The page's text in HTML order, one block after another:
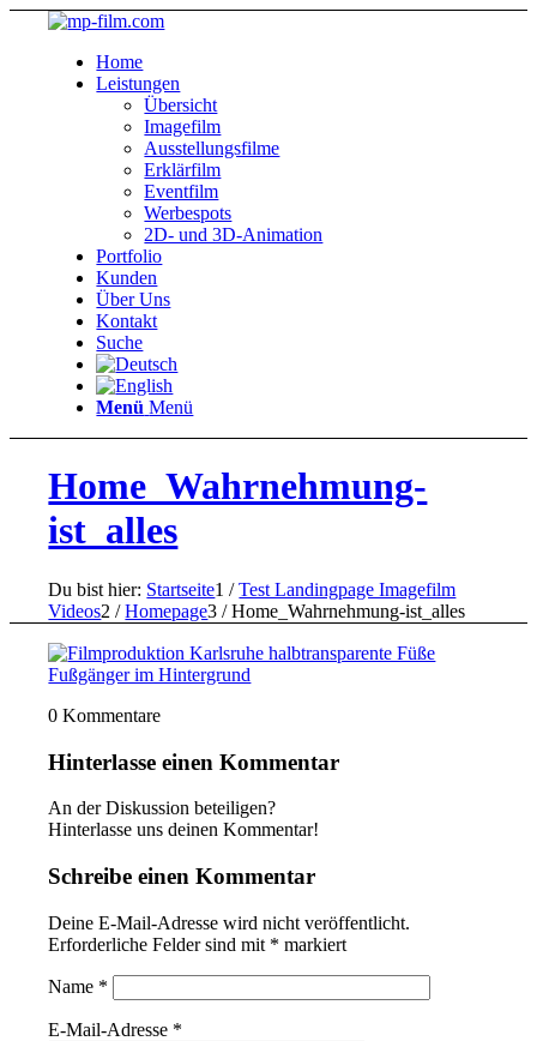
Home
Leistungen
Übersicht
Imagefilm
Ausstellungsfilme
Erklärfilm
Eventfilm
Werbespots
2D- und 3D-Animation
Portfolio
Kunden
Über Uns
Kontakt
Suche
Menü Menü
Home_Wahrnehmung-
ist_alles
Du bist hier: Startseite1 / Test Landingpage Imagefilm
Videos2 / Homepage3 / Home_Wahrnehmung-ist_alles
0 Kommentare
Hinterlasse einen Kommentar
An der Diskussion beteiligen?
Hinterlasse uns deinen Kommentar!
Schreibe einen Kommentar
Deine E-Mail-Adresse wird nicht veröffentlicht.
Erforderliche Felder sind mit * markiert
Name *
E-Mail-Adresse *